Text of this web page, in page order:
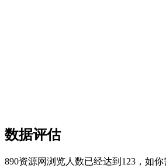
数据评估
890资源网浏览人数已经达到123，如